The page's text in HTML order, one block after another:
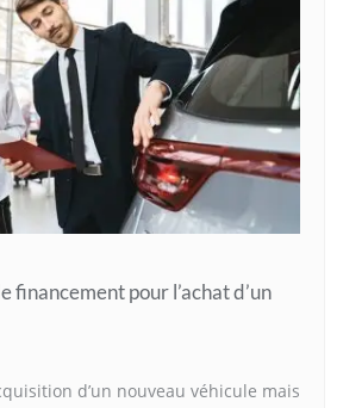
financement pour l’achat d’un
d’un nouveau véhicule mais